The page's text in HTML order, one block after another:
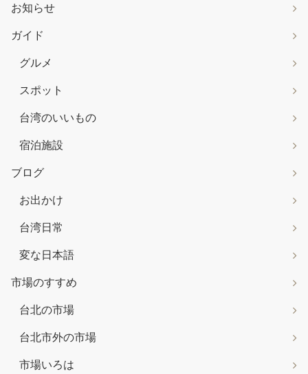
お知らせ
ガイド
グルメ
スポット
台湾のいいもの
宿泊施設
ブログ
お出かけ
台湾日常
変な日本語
市場のすすめ
台北の市場
台北市外の市場
市場いろは